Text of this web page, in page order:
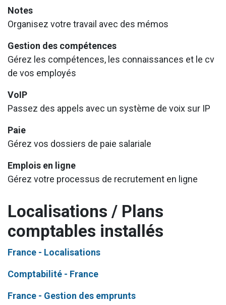
Notes
Organisez votre travail avec des mémos
Gestion des compétences
Gérez les compétences, les connaissances et le cv
de vos employés
VoIP
Passez des appels avec un système de voix sur IP
Paie
Gérez vos dossiers de paie salariale
Emplois en ligne
Gérez votre processus de recrutement en ligne
Localisations / Plans
comptables installés
France - Localisations
Comptabilité - France
France - Gestion des emprunts